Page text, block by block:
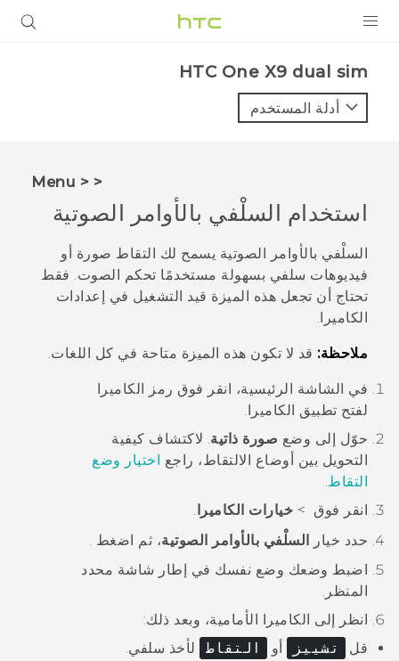
VIVE
VIVERSE
البرامج + التطبيقات
الدعم
أجهزة HTC والملحقات
HTC One X9 dual sim‎
أدلة المستخدم
< < Menu
استخدام السلْفي بالأوامر الصوتية
السلْفي بالأوامر الصوتية يسمح لك التقاط صورة أو
فيديوهات سلفي بسهولة مستخدمًا تحكم الصوت. فقط
تحتاج أن تجعل هذه الميزة قيد التشغيل في إعدادات
الكاميرا.
ملاحظة: قد لا تكون هذه الميزة متاحة في كل اللغات.
في الشاشة الرئيسية، انقر فوق رمز الكاميرا
لفتح تطبيق الكاميرا .
حوّل إلى وضع صورة ذاتية. لاكتشاف كيفية
التحويل بين أوضاع الالتقاط، راجع
اختيار وضع
التقاط.
انقر فوق > خيارات الكاميرا .
حدد خيار السلْفي بالأوامر الصوتية، ثم اضغط
اضبط وضعك وضع نفسك في إطار شاشة محدد
المنظر.
انظر إلى الكاميرا الأمامية، وبعد ذلك:
قل
تشييز أو التقاط
لأخذ سلفي.